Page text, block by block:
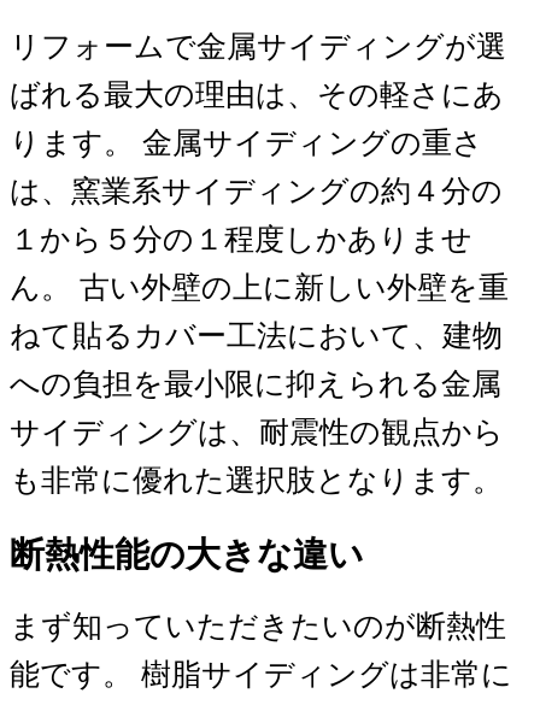
リフォームで金属サイディングが選
ばれる最大の理由は、その軽さにあ
ります。 金属サイディングの重さ
は、窯業系サイディングの約４分の
１から５分の１程度しかありませ
ん。 古い外壁の上に新しい外壁を重
ねて貼るカバー工法において、建物
への負担を最小限に抑えられる金属
サイディングは、耐震性の観点から
も非常に優れた選択肢となります。
断熱性能の大きな違い
まず知っていただきたいのが断熱性
能です。 樹脂サイディングは非常に